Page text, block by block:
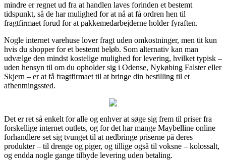
mindre er regnet ud fra at handlen laves forinden et bestemt
tidspunkt, så de har mulighed for at nå at få ordren hen til
fragtfirmaet forud for at pakkemedarbejderne holder fyraften.
Nogle internet varehuse lover fragt uden omkostninger, men tit kun
hvis du shopper for et bestemt beløb. Som alternativ kan man
udvælge den mindst kostelige mulighed for levering, hvilket typisk –
uden hensyn til om du opholder sig i Odense, Nykøbing Falster eller
Skjern – er at få fragtfirmaet til at bringe din bestilling til et
afhentningssted.
Det er ret så enkelt for alle og enhver at søge sig frem til priser fra
forskellige internet outlets, og for det har mange Maybelline online
forhandlere set sig tvunget til at nedbringe priserne på deres
produkter – til drenge og piger, og tillige også til voksne – kolossalt,
og endda nogle gange tilbyde levering uden betaling.